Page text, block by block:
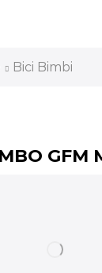
Bici Bimbi
GFM